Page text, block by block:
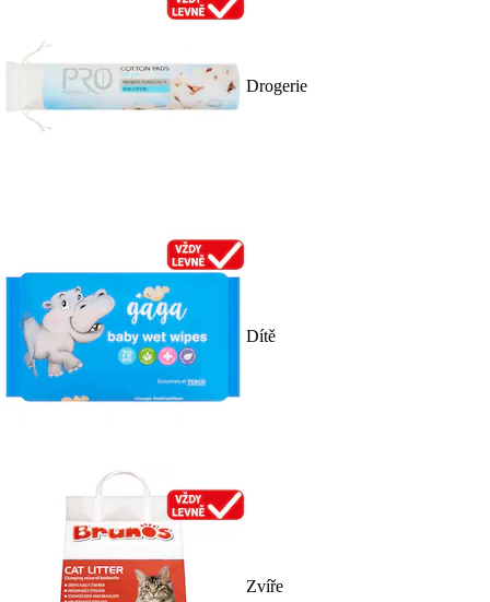
Drogerie
Dítě
Zvíře